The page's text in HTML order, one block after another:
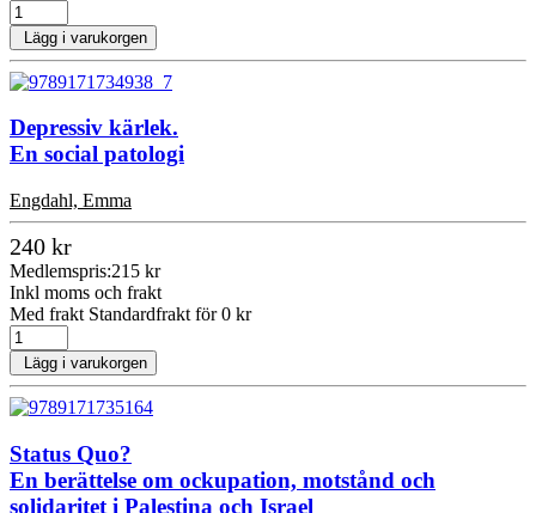
Lägg i varukorgen
Depressiv kärlek.
En social patologi
Engdahl, Emma
240 kr
Medlemspris:215 kr
Inkl moms och frakt
Med frakt Standardfrakt för 0 kr
Lägg i varukorgen
Status Quo?
En berättelse om ockupation, motstånd och
solidaritet i Palestina och Israel